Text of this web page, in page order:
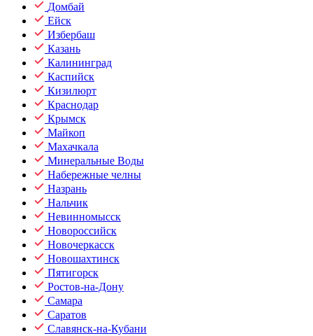
Домбай
Ейск
Избербаш
Казань
Калининград
Каспийск
Кизилюрт
Краснодар
Крымск
Майкоп
Махачкала
Минеральные Воды
Набережные челны
Назрань
Нальчик
Невинномысск
Новороссийск
Новочеркасск
Новошахтинск
Пятигорск
Ростов-на-Дону
Самара
Саратов
Славянск-на-Кубани